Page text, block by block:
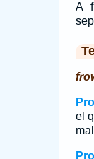
A
el